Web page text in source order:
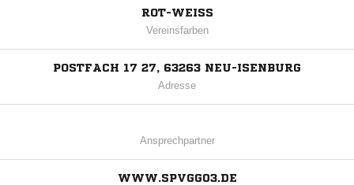
ROT-WEISS
Vereinsfarben
POSTFACH 17 27, 63263 NEU-ISENBURG
Adresse
Ansprechpartner
WWW.SPVGG03.DE